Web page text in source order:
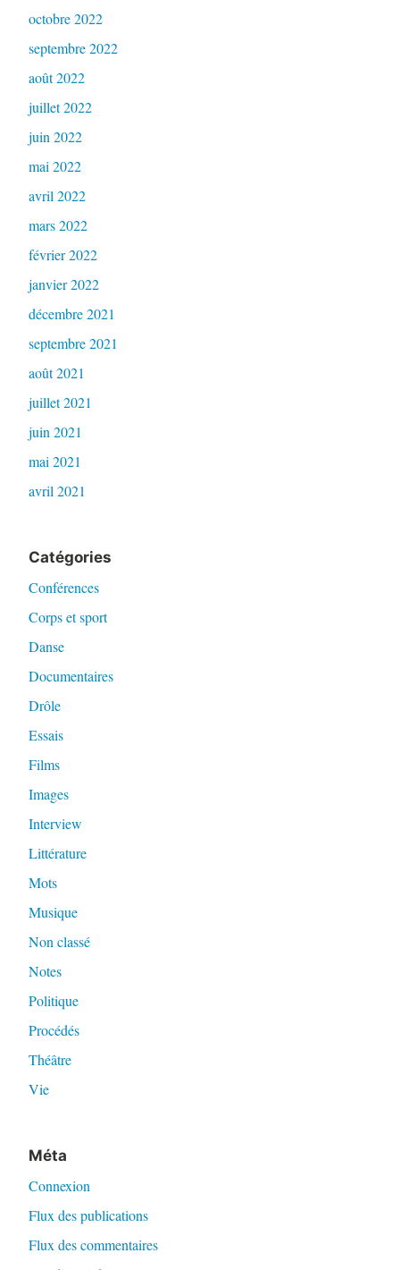
octobre 2022
septembre 2022
août 2022
juillet 2022
juin 2022
mai 2022
avril 2022
mars 2022
février 2022
janvier 2022
décembre 2021
septembre 2021
août 2021
juillet 2021
juin 2021
mai 2021
avril 2021
Catégories
Conférences
Corps et sport
Danse
Documentaires
Drôle
Essais
Films
Images
Interview
Littérature
Mots
Musique
Non classé
Notes
Politique
Procédés
Théâtre
Vie
Méta
Connexion
Flux des publications
Flux des commentaires